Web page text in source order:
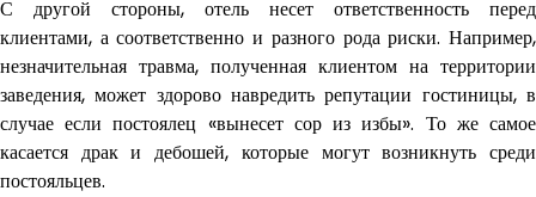
С другой стороны, отель несет ответственность перед
клиентами, а соответственно и разного рода риски. Например,
незначительная травма, полученная клиентом на территории
заведения, может здорово навредить репутации гостиницы, в
случае если постоялец «вынесет сор из избы». То же самое
касается драк и дебошей, которые могут возникнуть среди
постояльцев.